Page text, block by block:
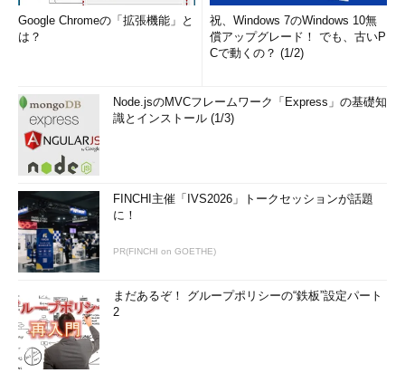
Google Chromeの「拡張機能」と
は？
祝、Windows 7のWindows 10無
償アップグレード！ でも、古いP
Cで動くの？ (1/2)
Node.jsのMVCフレームワーク「Express」の基礎知
識とインストール (1/3)
FINCHI主催「IVS2026」トークセッションが話題
に！
PR(FINCHI on GOETHE)
まだあるぞ！ グループポリシーの“鉄板”設定パート
2